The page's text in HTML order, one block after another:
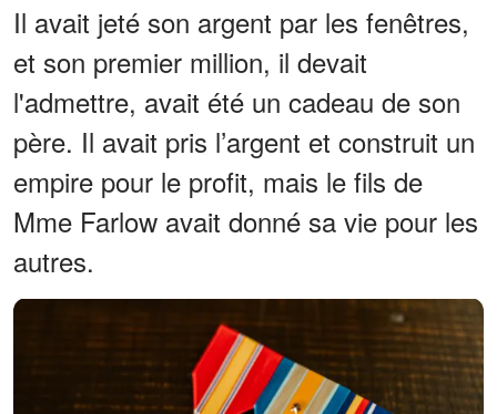
Il avait jeté son argent par les fenêtres,
et son premier million, il devait
l'admettre, avait été un cadeau de son
père. Il avait pris l’argent et construit un
empire pour le profit, mais le fils de
Mme Farlow avait donné sa vie pour les
autres.